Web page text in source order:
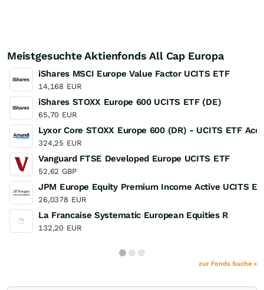
Meistgesuchte Aktienfonds All Cap Europa
iShares MSCI Europe Value Factor UCITS ETF
14,168 EUR
iShares STOXX Europe 600 UCITS ETF (DE)
65,70 EUR
Lyxor Core STOXX Europe 600 (DR) - UCITS ETF Acc
324,25 EUR
Vanguard FTSE Developed Europe UCITS ETF
52,62 GBP
JPM Europe Equity Premium Income Active UCITS
26,0378 EUR
La Francaise Systematic European Equities R
132,20 EUR
zur Fonds Suche »